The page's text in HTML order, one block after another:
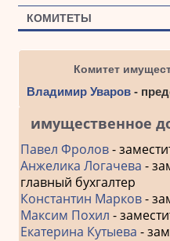
КОМИТЕТЫ
Комитет
Владимир Уваров-
имущественное
Павел Фролов-
Анжелика Логачева -
главный бухгалтер
Константин Марков-
Максим Похил -
Екатерина Кутыева -